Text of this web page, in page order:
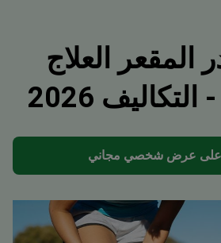
المقعر العلاج
2026
على عرض شخصي مجاني